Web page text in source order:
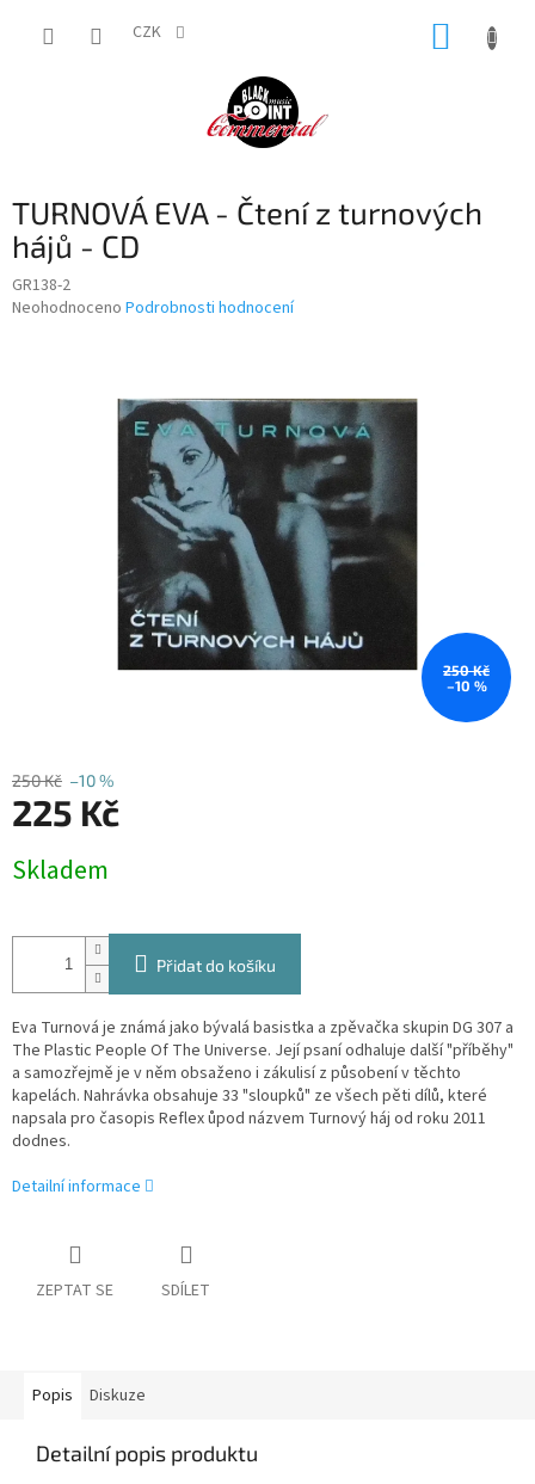
CZK
TURNOVÁ EVA - Čtení z turnových
hájů - CD
GR138-2
Průměrné
Neohodnoceno Podrobnosti hodnocení
250 Kč
–10 %
250 Kč –10 %
225 Kč
cena:
Skladem
Přidat do košíku
Eva Turnová je známá jako bývalá basistka a zpěvačka skupin DG 307 a
The Plastic People Of The Universe. Její psaní odhaluje další "příběhy"
a samozřejmě je v něm obsaženo i zákulisí z působení v těchto
kapelách. Nahrávka obsahuje 33 "sloupků" ze všech pěti dílů, které
napsala pro časopis Reflex ůpod názvem Turnový háj od roku 2011
dodnes.
Detailní informace
ZEPTAT SE SDÍLET
Popis Diskuze
Detailní popis produktu